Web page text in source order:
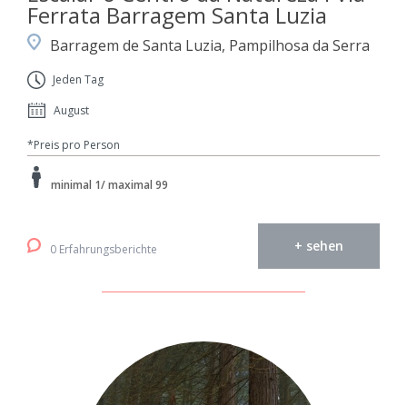
Ferrata Barragem Santa Luzia
Barragem de Santa Luzia, Pampilhosa da Serra
Jeden Tag
August
*Preis pro Person
minimal 1/ maximal 99
0 Erfahrungsberichte + sehen